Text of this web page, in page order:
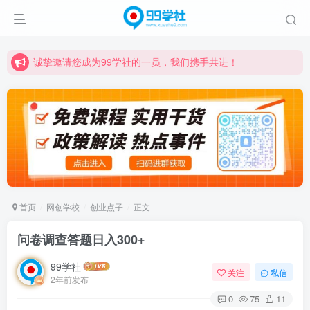
诚挚邀请您成为99学社的一员，我们携手共进！
诚挚邀请您成为99学社的一员，我们携手共进！
学习路上不孤独，99学社与你同行！分享全网优质VIP资源，炒股教程、创业教程、网络营销教程、自媒体短视频教程等，长期更新各大精品创业项目！
首页 网创学校 创业点子 正文
问卷调查答题日入300+
99学社
2年前发布
关注 私信
0 75 11